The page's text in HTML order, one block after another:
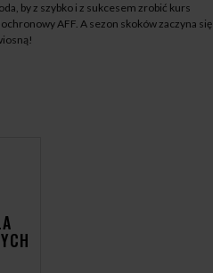
by z szybko i z sukcesem zrobić kurs
AFF. A sezon skoków zaczyna się